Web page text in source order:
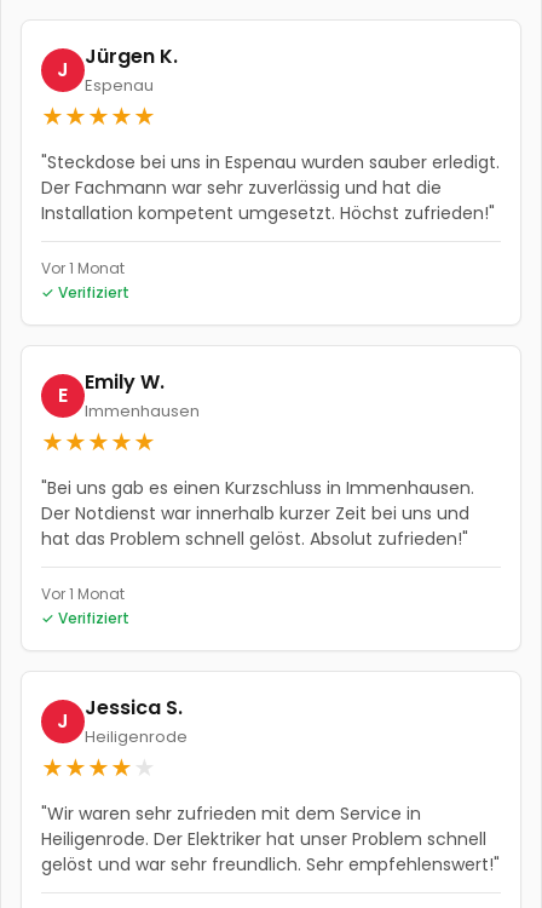
J Jürgen K.
Espenau
★★★★★
"Steckdose bei uns in Espenau wurden sauber erledigt.
Der Fachmann war sehr zuverlässig und hat die
Installation kompetent umgesetzt. Höchst zufrieden!"
Vor 1 Monat
✓ Verifiziert
E Emily W.
Immenhausen
★★★★★
"Bei uns gab es einen Kurzschluss in Immenhausen.
Der Notdienst war innerhalb kurzer Zeit bei uns und
hat das Problem schnell gelöst. Absolut zufrieden!"
Vor 1 Monat
✓ Verifiziert
J Jessica S.
Heiligenrode
★★★★ ★
"Wir waren sehr zufrieden mit dem Service in
Heiligenrode. Der Elektriker hat unser Problem schnell
gelöst und war sehr freundlich. Sehr empfehlenswert!"